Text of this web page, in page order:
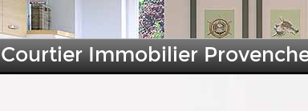
Courtier Immobilier